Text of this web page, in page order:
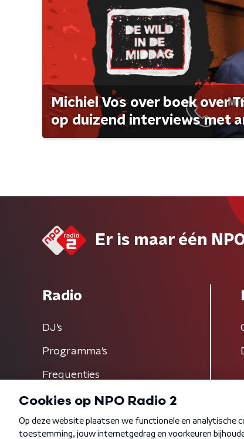
Michiel Vos over boek over
op duizend interviews met
Er is maar één
Radio
DJ’s
Programma's
Frequenties